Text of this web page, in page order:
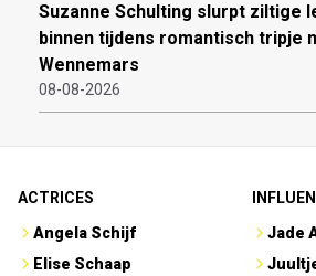
Suzanne Schulting slurpt ziltige
binnen tijdens romantisch tripje
Wennemars
08-08-2026
ACTRICES
Angela Schijf
Elise Schaap
Jade